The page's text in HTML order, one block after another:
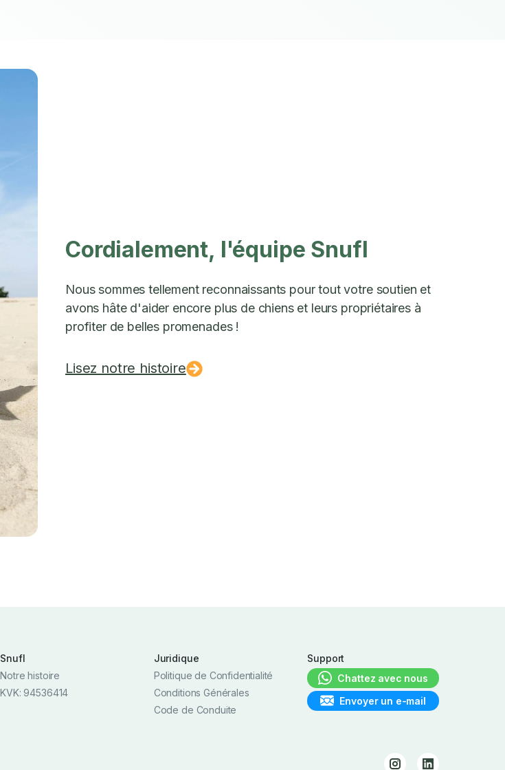
Cordialement, l'équipe Snufl
Nous sommes tellement reconnaissants pour tout votre soutien et
avons hâte d'aider encore plus de chiens et leurs propriétaires à
profiter de belles promenades !
Lisez notre histoire
Snufl
Notre histoire
KVK: 94536414
Juridique
Politique de Confidentialité
Conditions Générales
Code de Conduite
Support
Chattez avec nous
Envoyer un e-mail